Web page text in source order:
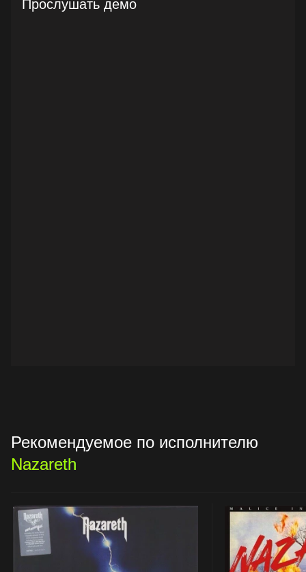
Прослушать демо
Рекомендуемое по исполнителю
Nazareth